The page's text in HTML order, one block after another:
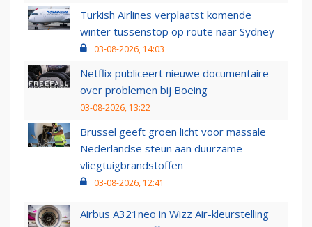
Turkish Airlines verplaatst komende
winter tussenstop op route naar Sydney
03-08-2026, 14:03
Netflix publiceert nieuwe documentaire
over problemen bij Boeing
03-08-2026, 13:22
Brussel geeft groen licht voor massale
Nederlandse steun aan duurzame
vliegtuigbrandstoffen
03-08-2026, 12:41
Airbus A321neo in Wizz Air-kleurstelling